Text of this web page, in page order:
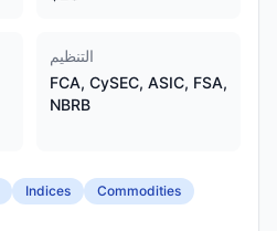
التنظيم
FCA, CySEC, ASIC, FSA,
NBRB
Indices
Commodities